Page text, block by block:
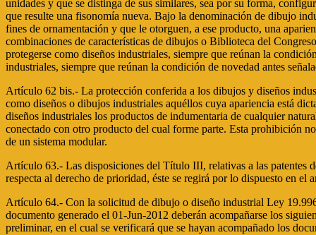
unidades y que se distinga de sus similares, sea por su forma,
que resulte una fisonomía nueva. Bajo la denominación de dibujo
fines de ornamentación y que le otorguen, a ese producto, una
combinaciones de características de dibujos o Biblioteca del
protegerse como diseños industriales, siempre que reúnan la
industriales, siempre que reúnan la condición de novedad antes
Artículo 62 bis.- La protección conferida a los dibujos y diseños
como diseños o dibujos industriales aquéllos cuya apariencia está
diseños industriales los productos de indumentaria de cualquier
conectado con otro producto del cual forme parte. Esta prohibición
de un sistema modular.
Artículo 63.- Las disposiciones del Título III, relativas a las patentes
respecta al derecho de prioridad, éste se regirá por lo dispuesto en
Artículo 64.- Con la solicitud de dibujo o diseño industrial Ley
documento generado el 01-Jun-2012 deberán acompañarse los
preliminar, en el cual se verificará que se hayan acompañado los